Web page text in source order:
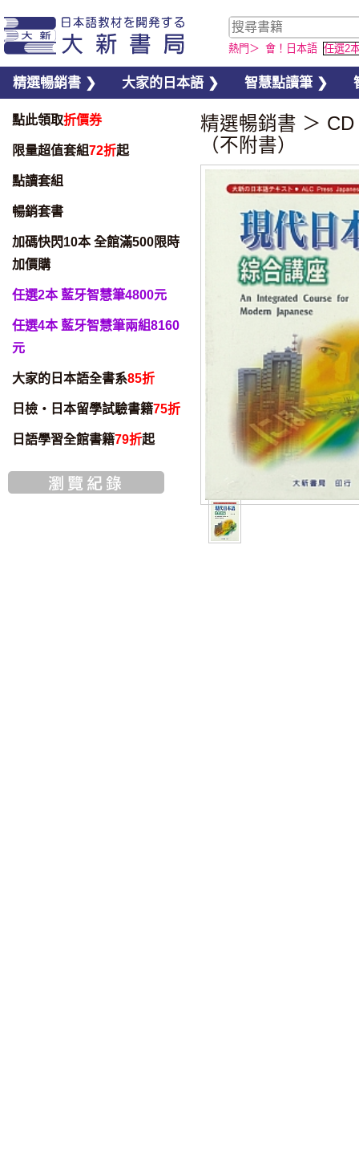
熱門＞ 會！日本語 任選2
精選暢銷書 ❯ 大家的日本語 ❯ 智慧點讀筆 ❯
點此領取折價券
限量超值套組72折起
點讀套組
暢銷套書
加碼快閃10本 全館滿500限時
加價購
任選2本 藍牙智慧筆4800元
任選4本 藍牙智慧筆兩組8160
元
大家的日本語全書系85折
日檢・日本留學試驗書籍75折
日語學習全館書籍79折起
精選暢銷書 ＞ CD
（不附書）